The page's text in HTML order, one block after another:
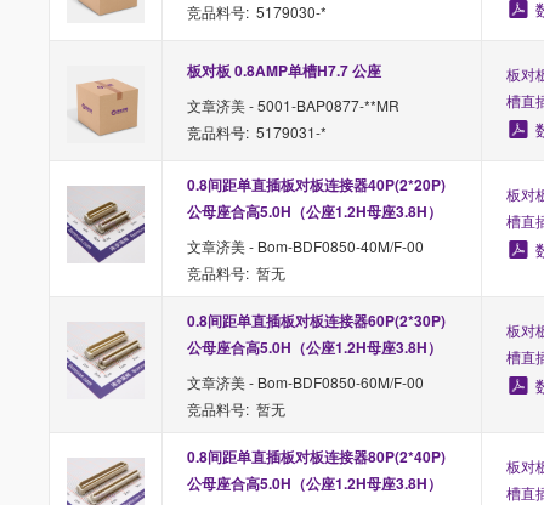
竞品料号: 5179030-*
板对板 0.8AMP单槽H7.7 公座
文章济美 - 5001-BAP0877-**MR
竞品料号: 5179031-*
板对
槽直
0.8间距单直插板对板连接器40P(2*20P)
公母座合高5.0H（公座1.2H母座3.8H）
文章济美 - Bom-BDF0850-40M/F-00
竞品料号: 暂无
板对
槽直
0.8间距单直插板对板连接器60P(2*30P)
公母座合高5.0H（公座1.2H母座3.8H）
文章济美 - Bom-BDF0850-60M/F-00
竞品料号: 暂无
板对
槽直
0.8间距单直插板对板连接器80P(2*40P)
公母座合高5.0H（公座1.2H母座3.8H）
板对
槽直